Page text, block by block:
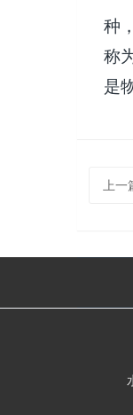
种
称
是
上一